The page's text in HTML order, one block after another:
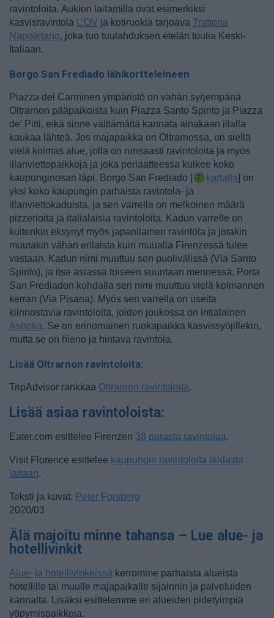
ravintoloita. Aukion laitamilla ovat esimerkiksi
kasvisravintola
L’OV ja kotiruokia tarjoava Trattoria
Napoletano, joka tuo tuulahduksen etelän tuulia Keski-
Italiaan.
Borgo San Frediado lähikortteleineen
Piazza del Carminen ympäristö on vähän syrjempänä
Oltrarnon pääpaikoista kuin Piazza Santo Spirito ja Piazza
de’ Pitti, eikä sinne välttämättä kannata ainakaan illalla
kaukaa lähteä. Jos majapaikka on Oltrarnossa, on siellä
vielä kolmas alue, jolla on runsaasti ravintoloita ja myös
illanviettopaikkoja ja joka periaatteessa kulkee koko
kaupunginosan läpi. Borgo San Frediado [ kartalla] on
yksi koko kaupungin parhaista ravintola- ja
illanviettokaduista, ja sen varrella on melkoinen määrä
pizzerioita ja italialaisia ravintoloita. Kadun varrelle on
kuitenkin eksynyt myös japanilainen ravintola ja jotakin
muutakin vähän erilaista kuin muualla Firenzessä tulee
vastaan. Kadun nimi muuttuu sen puolivälissä (Via Santo
Spirito), ja itse asiassa toiseen suuntaan mennessä, Porta
San Frediadon kohdalla sen nimi muuttuu vielä kolmannen
kerran (Via Pisana). Myös sen varrella on useita
kiinnostavia ravintoloita, joiden joukossa on intialainen
Ashoka. Se on erinomainen ruokapaikka kasvissyöjillekin,
mutta se on hieno ja hintava ravintola.
Lisää Oltrarnon ravintoloita:
TripAdvisor rankkaa Oltrarnon ravintoloita.
Lisää asiaa ravintoloista:
Eater.com esittelee Firenzen 38 parasta ravintolaa.
Visit Florence esittelee kaupungin ravintoloita laidasta
laitaan.
Teksti ja kuvat: Peter Forsberg
2020/03
Älä majoitu minne tahansa – Lue alue- ja
hotellivinkit
Alue- ja hotellivinkeissä kerromme parhaista alueista
hotellille tai muulle majapaikalle sijainnin ja palveluiden
kannalta. Lisäksi esittelemme eri alueiden pidetyimpiä
yöpymispaikkoja.